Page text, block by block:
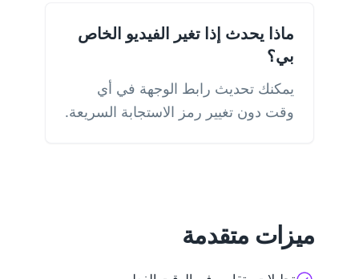
ماذا يحدث إذا تغير الفيديو الخاص
بي؟
يمكنك تحديث رابط الوجهة في أي
وقت دون تغيير رمز الاستجابة السريعة.
ميزات متقدمة